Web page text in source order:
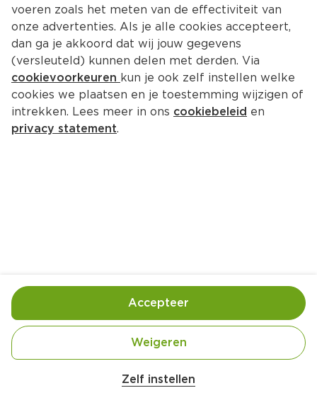
De keukenhulpjes Glazen oven-
en bewaarschaal 630ml
Er is geen productinformatie
voeren zoals het meten van de effectiviteit van
onze advertenties. Als je alle cookies accepteert,
dan ga je akkoord dat wij jouw gegevens
(versleuteld) kunnen delen met derden. Via
cookievoorkeuren kun je ook zelf instellen welke
cookies we plaatsen en je toestemming wijzigen of
intrekken. Lees meer in ons cookiebeleid en
privacy statement.
Zelf instellen
Weigeren
Accepteer